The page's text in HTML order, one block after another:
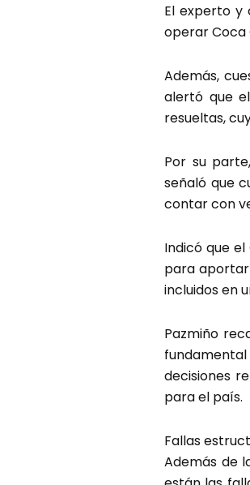
El experto y
operar Coca
Además,
alertó que
resueltas,
Por su
señaló que
contar con
Indicó que
para aportar
incluidos en
Pazmiño
decisiones
para el país.
Fallas
Además de